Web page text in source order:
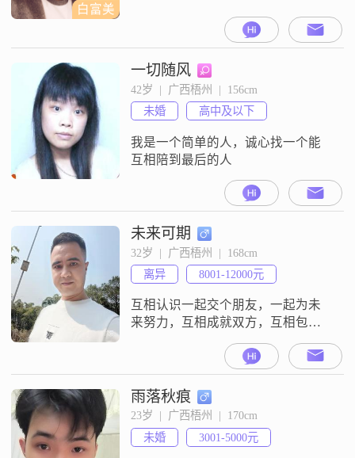
白富美
一切随风
42岁  |  广西梧州  |  156cm
未婚
高中及以下
我是一个简单的人，诚心找一个能
互相陪到最后的人
未来可期
32岁  |  广西梧州  |  168cm
离异
8001-12000元
互相认识一起交个朋友，一起为未
来努力，互相成就双方，互相包容
与理解！对未来充满信心！
雨落秋痕
23岁  |  广西梧州  |  170cm
未婚
3001-5000元